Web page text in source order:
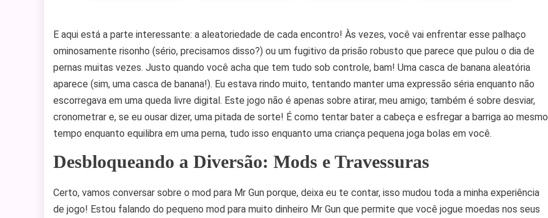
E aqui está a parte interessante: a aleatoriedade de cada encontro! Às vezes, você vai enfrentar esse palhaço
ominosamente risonho (sério, precisamos disso?) ou um fugitivo da prisão robusto que parece que pulou o dia de
pernas muitas vezes. Justo quando você acha que tem tudo sob controle, bam! Uma casca de banana aleatória
aparece (sim, uma casca de banana!). Eu estava rindo muito, tentando manter uma expressão séria enquanto não
escorregava em uma queda livre digital. Este jogo não é apenas sobre atirar, meu amigo; também é sobre desviar,
cronometrar e, se eu ousar dizer, uma pitada de sorte! É como tentar bater a cabeça e esfregar a barriga ao mesmo
tempo enquanto equilibra em uma perna, tudo isso enquanto uma criança pequena joga bolas em você.
Desbloqueando a Diversão: Mods e Travessuras
Certo, vamos conversar sobre o mod para Mr Gun porque, deixa eu te contar, isso mudou toda a minha experiência
de jogo! Estou falando do pequeno mod para muito dinheiro Mr Gun que permite que você jogue moedas nos seus